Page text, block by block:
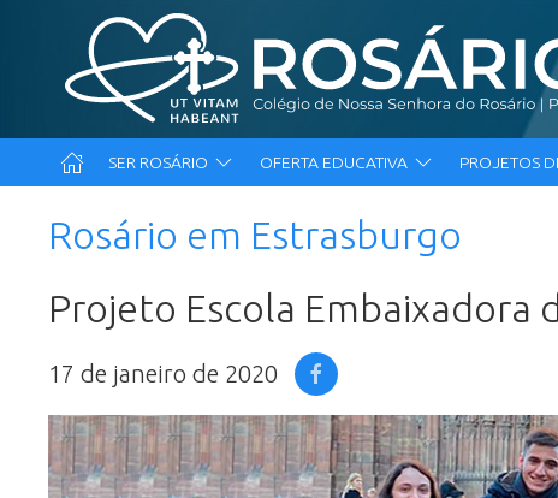
SER ROSÁRIO OFERTA EDUCATIVA PROJETOS
Rosário em Estrasburgo
Projeto Escola Embaixadora
17 de janeiro de 2020